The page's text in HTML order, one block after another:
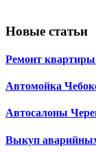
Новые статьи
Ремонт
Автомойка
Автосалоны
Выкуп